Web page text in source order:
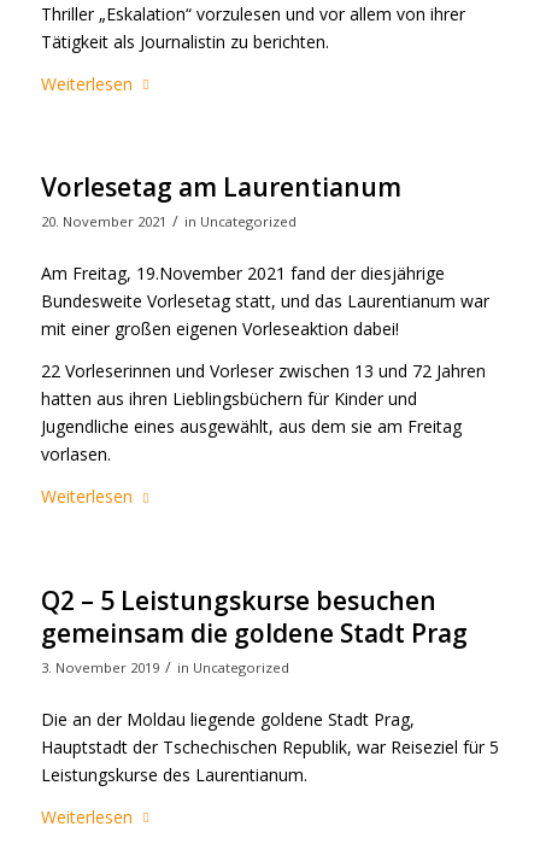
Thriller „Eskalation“ vorzulesen und vor allem von ihrer
Tätigkeit als Journalistin zu berichten.
Weiterlesen
Vorlesetag am Laurentianum
20. November 2021 / in Uncategorized
Am Freitag, 19.November 2021 fand der diesjährige
Bundesweite Vorlesetag statt, und das Laurentianum war
mit einer großen eigenen Vorleseaktion dabei!
22 Vorleserinnen und Vorleser zwischen 13 und 72 Jahren
hatten aus ihren Lieblingsbüchern für Kinder und
Jugendliche eines ausgewählt, aus dem sie am Freitag
vorlasen.
Weiterlesen
Q2 – 5 Leistungskurse besuchen
gemeinsam die goldene Stadt Prag
3. November 2019 / in Uncategorized
Die an der Moldau liegende goldene Stadt Prag,
Hauptstadt der Tschechischen Republik, war Reiseziel für 5
Leistungskurse des Laurentianum.
Weiterlesen